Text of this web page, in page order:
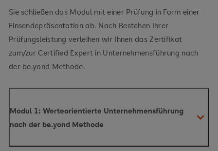
Sie schließen das Modul mit einer Prüfung in Form einer
Einsendepräsentation ab. Nach Bestehen Ihrer
Prüfungsleistung verleihen wir Ihnen das Zertifikat
zum/zur Certified Expert in Unternehmensführung nach
der be.yond Methode.
Modul 1: Werteorientierte Unternehmensführung
nach der be.yond Methode